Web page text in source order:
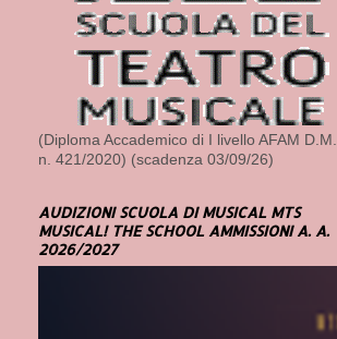
(Diploma Accademico di I livello AFAM D.M.
n. 421/2020) (scadenza 03/09/26)
AUDIZIONI SCUOLA DI MUSICAL MTS
MUSICAL! THE SCHOOL AMMISSIONI A. A.
2026/2027